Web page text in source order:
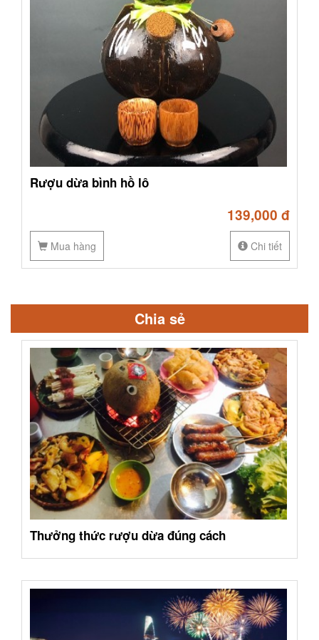
Rượu dừa bình hồ lô
139,000 đ
Mua hàng Chi tiết
Chia sẻ
Thưởng thức rượu dừa đúng cách